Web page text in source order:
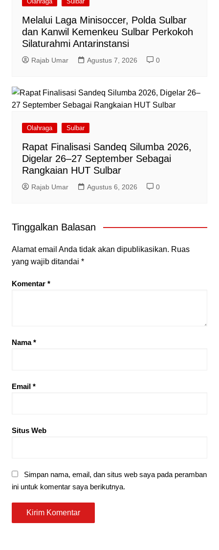
Melalui Laga Minisoccer, Polda Sulbar
dan Kanwil Kemenkeu Sulbar Perkokoh
Silaturahmi Antarinstansi
Rajab Umar Agustus 7, 2026 0
Olahraga Sulbar
Rapat Finalisasi Sandeq Silumba 2026,
Digelar 26–27 September Sebagai
Rangkaian HUT Sulbar
Rajab Umar Agustus 6, 2026 0
Tinggalkan Balasan
Alamat email Anda tidak akan dipublikasikan. Ruas
yang wajib ditandai *
Komentar *
Nama*
Email *
Situs Web
Simpan nama, email, dan situs web saya pada peramban
ini untuk komentar saya berikutnya.